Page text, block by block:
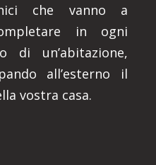
che vanno a
in ogni
di un’abitazione,
all’esterno il
vostra casa.